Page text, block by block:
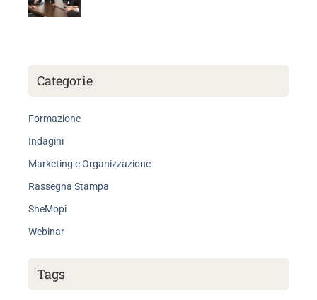
Categorie
Formazione
Indagini
Marketing e Organizzazione
Rassegna Stampa
SheMopi
Webinar
Tags